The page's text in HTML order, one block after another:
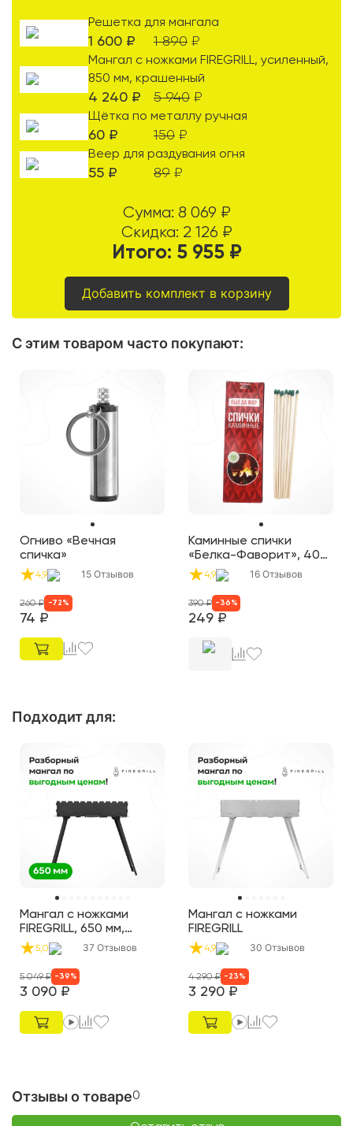
Решетка для мангала
1 600 ₽ 1 890 ₽
Мангал с ножками FIREGRILL, усиленный,
850 мм, крашенный
4 240 ₽ 5 940 ₽
Щётка по металлу ручная
60 ₽ 150 ₽
Веер для раздувания огня
55 ₽ 89 ₽
Сумма: 8 069 ₽
Скидка: 2 126 ₽
Итого: 5 955₽
Добавить комплект в корзину
С этим товаром часто покупают:
Огниво «Вечная
спичка»
4,9 15 Отзывов
74 ₽
260₽ -72 %
Каминные спички
«Белка-Фаворит», 40
шт.4,9 16 Отзывов
249 ₽
390₽ - 36 %
Подходит для:
Мангал с ножками
FIREGRILL, 650 мм,
крашеный
5,0 37 Отзывов
3 090 ₽
5 049₽ - 39 %
Мангал с ножками
FIREGRILL
4,9 30 Отзывов
3 290 ₽
4 290₽ - 23 %
Отзывы о товаре0